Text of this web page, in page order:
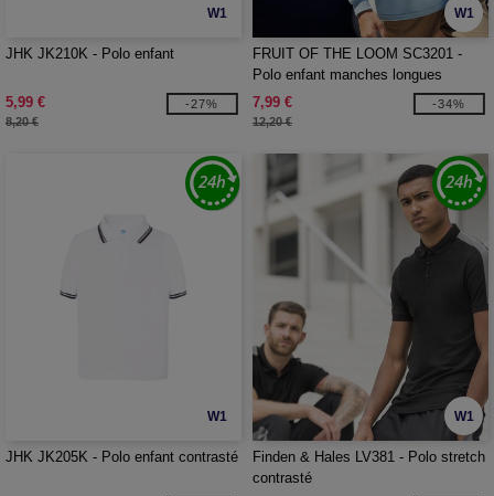
W1
JHK JK210K - Polo enfant
5,99 €
8,20 €
-27%
W1
FRUIT OF THE LOOM SC3201 -
Polo enfant manches longues
7,99 €
12,20 €
-34%
W1
JHK JK205K - Polo enfant contrasté
W1
Finden & Hales LV381 - Polo stretch
contrasté